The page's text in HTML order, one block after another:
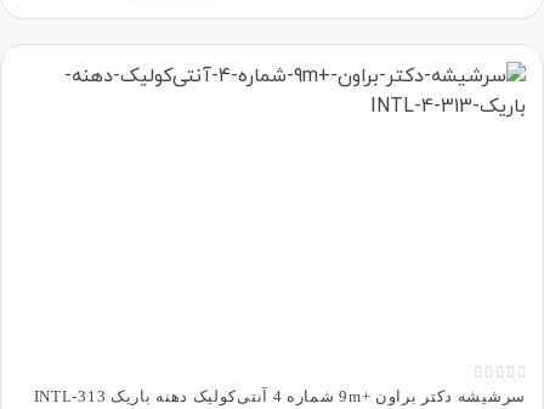





سرشیشه دکتر براون +9m شماره 4 آنتی‌کولیک دهنه باریک 313-INTL